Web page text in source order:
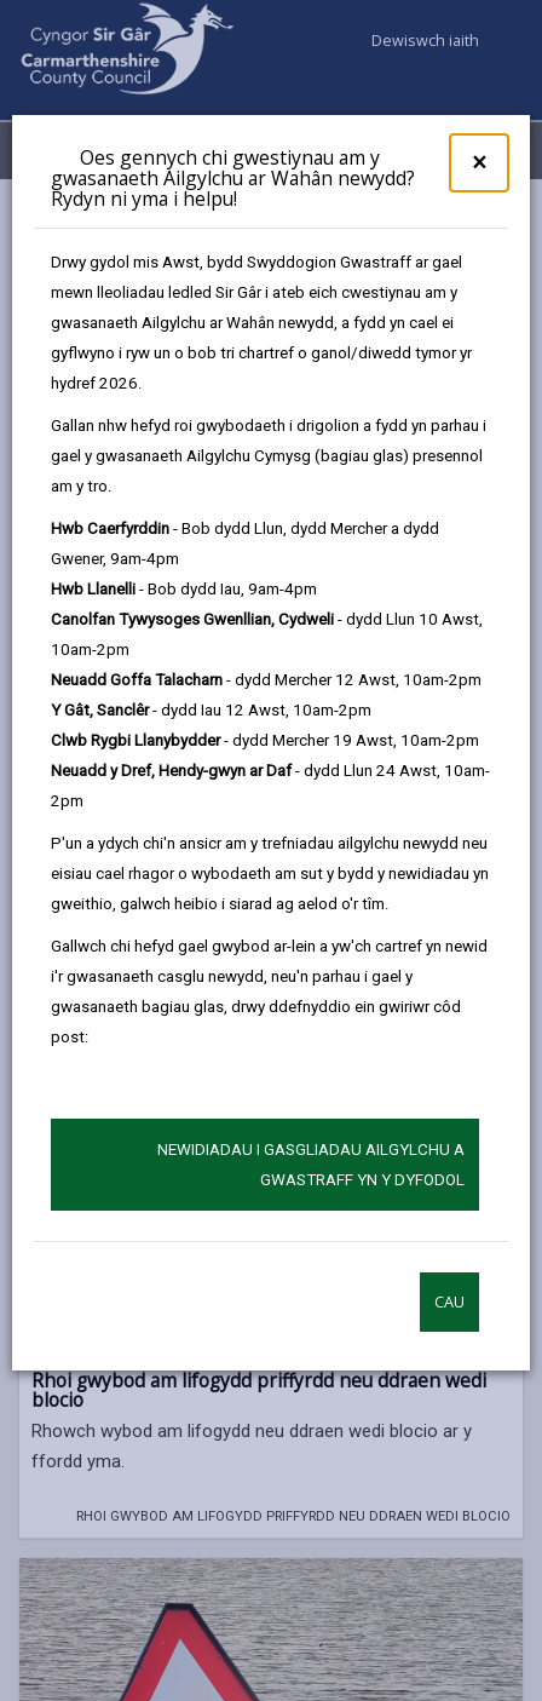
×
Oes gennych chi gwestiynau am y
gwasanaeth Ailgylchu ar Wahân newydd?
Rydyn ni yma i helpu!
Drwy gydol mis Awst, bydd Swyddogion Gwastraff ar gael
mewn lleoliadau ledled Sir Gâr i ateb eich cwestiynau am y
gwasanaeth Ailgylchu ar Wahân newydd, a fydd yn cael ei
gyflwyno i ryw un o bob tri chartref o ganol/diwedd tymor yr
hydref 2026.
Gallan nhw hefyd roi gwybodaeth i drigolion a fydd yn parhau i
gael y gwasanaeth Ailgylchu Cymysg (bagiau glas) presennol
am y tro.
Hwb Caerfyrddin - Bob dydd Llun, dydd Mercher a dydd
Gwener, 9am-4pm
Hwb Llanelli - Bob dydd Iau, 9am-4pm
Canolfan Tywysoges Gwenllian, Cydweli - dydd Llun 10 Awst,
10am-2pm
Neuadd Goffa Talacharn - dydd Mercher 12 Awst, 10am-2pm
Y Gât, Sanclêr- dydd Iau 12 Awst, 10am-2pm
Clwb Rygbi Llanybydder- dydd Mercher 19 Awst, 10am-2pm
Neuadd y Dref, Hendy-gwyn ar Daf- dydd Llun 24 Awst, 10am-
2pm
P'un a ydych chi'n ansicr am y trefniadau ailgylchu newydd neu
eisiau cael rhagor o wybodaeth am sut y bydd y newidiadau yn
gweithio, galwch heibio i siarad ag aelod o'r tîm.
Gallwch chi hefyd gael gwybod ar-lein a yw'ch cartref yn newid
i'r gwasanaeth casglu newydd, neu'n parhau i gael y
gwasanaeth bagiau glas, drwy ddefnyddio ein gwiriwr côd
post:
NEWIDIADAU I GASGLIADAU AILGYLCHU A
GWASTRAFF YN Y DYFODOL
CAU
Dewiswch iaith
Dewislen
Llifogydd
Rhoi gwybod am ddigwyddiad llifogydd
Rhoi gwybod am ddigwyddiad
llifogydd
Diweddarwyd y dudalen ar: 04/11/2025
share
page
email
share
page
Facebook,
opens
a
new
tab
share
page
(Twitter),
in
new
tab
share
opens
a
tab
Mae rheoli perygl llifogydd yn gyfrifoldeb y mae
trigolion a busnesau yn ei rannu â sawl sefydliad.
Mae'n bwysig bod yr holl ddigwyddiadau llifogydd yn
cael eu riportio, yn enwedig y digwyddiadau sy'n
effeithio ar breswylfeydd a busnesau yn fewnol, wrth i
ni ddefnyddio'r data hwn wrth flaenoriaethu adnoddau.
Os ydych yn ymwybodol o ffynhonnell llifogydd, yna
anfonwch eich adroddiad at y sefydliad perthnasol fel
y manylir isod. Os ydych yn ansicr o'r ffynhonnell,
rydym yn hapus i dderbyn eich adroddiadau a'ch
camau gweithredu yn unol â hynny. Y ffordd orau o
riportio llifogydd yw drwy lenwi'r ffurflenni ar-lein.
Rhoi gwybod am lifogydd priffyrdd neu ddraen wedi
blocio
Rhowch wybod am lifogydd neu ddraen wedi blocio ar y
ffordd yma.
RHOI GWYBOD AM LIFOGYDD PRIFFYRDD NEU DDRAEN WEDI BLOCIO